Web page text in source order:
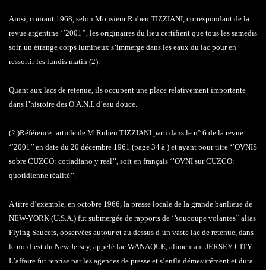
Ainsi, courant 1968, selon Monsieur Ruben TIZZIANI, correspondant de la
revue argentine ‘’2001’’, les originaires du lieu certifient que tous les samedis
soir, un étrange corps lumineux s’immerge dans les eaux du lac pour en
ressortir les lundis matin (2).
Quant aux lacs de retenue, ils occupent une place relativement importante
dans l’histoire des O.A.N.I. d’eau douce.
(2 )Référence: article de M Ruben TIZZIANI paru dans le n° 6 de la revue
‘’2001’’ en date du 20 décembre 1961 (page 34 à ) et ayant pour titre ‘’OVNIS
sobre CUZCO: cotiadiano y real’’, soit en français ‘’OVNI sur CUZCO:
quotidienne réalité’’.
A titre d’exemple, en octobre 1966, la presse locale de la grande banlieue de
NEW-YORK (U.S.A.) fut submergée de rapports de ‘’soucoupe volantes’’ alias
Flying Saucers, observées autour et au dessus d’un vaste lac de retenue, dans
le nord-est du New Jersey, appelé lac WANAQUE, alimentant JERSEY CITY.
L’affaire fut reprise par les agences de presse et s’enfla démesurément et dura